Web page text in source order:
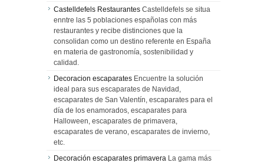
Castelldefels Restaurantes Castelldefels se situa
enntre las 5 poblaciones españolas con más
restaurantes y recibe distinciones que la
consolidan como un destino referente en España
en materia de gastronomía, sostenibilidad y
calidad.
Decoracion escaparates Encuentre la solución
ideal para sus escaparates de Navidad,
escaparates de San Valentín, escaparates para el
día de los enamorados, escaparates para
Halloween, escaparates de primavera,
escaparates de verano, escaparates de invierno,
etc.
Decoración escaparates primavera La gama más